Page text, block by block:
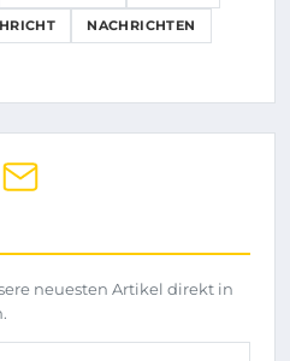
NACHRICHTEN
neuesten Artikel direkt in